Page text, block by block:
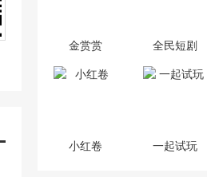
金赏赏 全民短剧
小红卷 一起试玩